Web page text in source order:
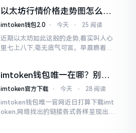
以太坊行情价格走势图怎么看
才不亏钱
imtoken钱包2.0 ⋅ 今天 ⋅ 25 阅读
近期以太坊如此这般的走势,着实叫人心
里七上八下,毫无底气可言。早晨瞧看之
得让人心里直冒慌意。
imtoken钱包唯一在哪？别乱
点，小心假网站
imtoken官方下载 ⋅ 今天 ⋅ 28 阅读
imtoken钱包唯一官网近日打算下载imt
oken,网络找出的链接各式各样呈现出乱